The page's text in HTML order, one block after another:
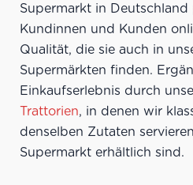
Supermarkt in
Kundinnen und Kunden
Qualität, die sie auch in
Supermärkten finden.
Einkaufserlebnis durch
Trattorien, in denen wir
denselben Zutaten
Supermarkt erhältlich sind.